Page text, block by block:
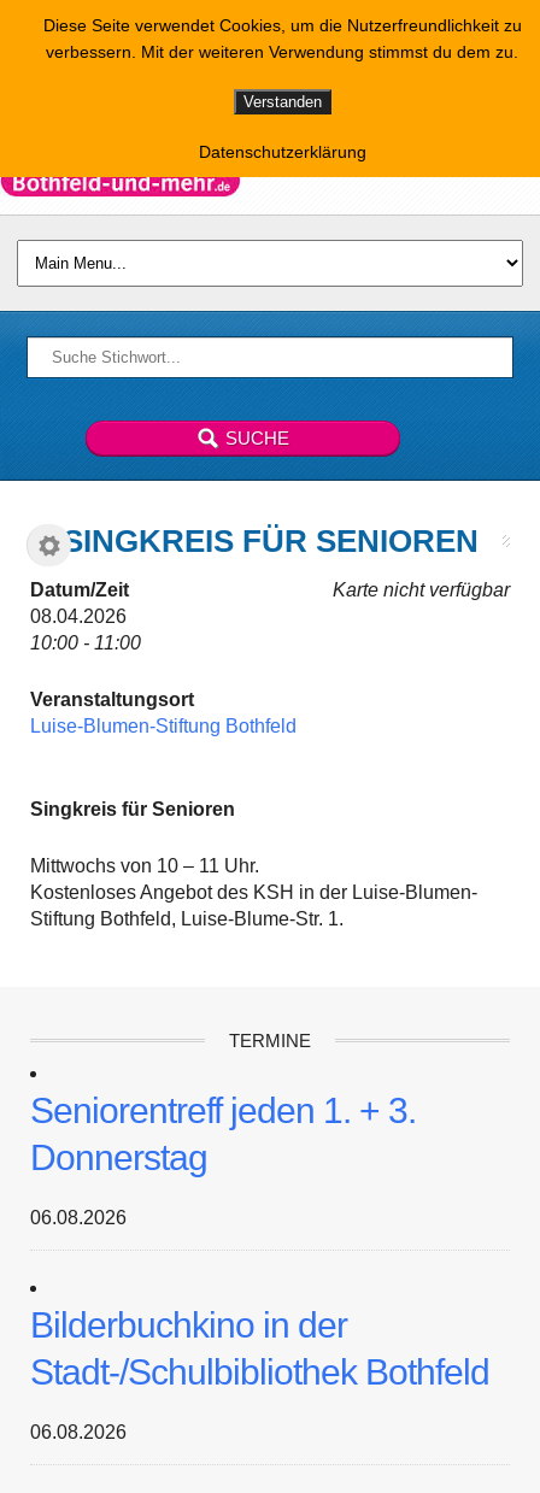
SINGKREIS FÜR SENIOREN
Karte nicht verfügbar
Datum/Zeit
08.04.2026
10:00 - 11:00
Veranstaltungsort
Luise-Blumen-Stiftung Bothfeld
Singkreis für Senioren
Mittwochs von 10 – 11 Uhr.
Kostenloses Angebot des KSH in der Luise-Blumen-
Stiftung Bothfeld, Luise-Blume-Str. 1.
TERMINE
Seniorentreff jeden 1. + 3.
Donnerstag
06.08.2026
Bilderbuchkino in der
Stadt-/Schulbibliothek Bothfeld
06.08.2026
Diese Seite verwendet Cookies, um die Nutzerfreundlichkeit zu
verbessern. Mit der weiteren Verwendung stimmst du dem zu.
Verstanden
Datenschutzerklärung